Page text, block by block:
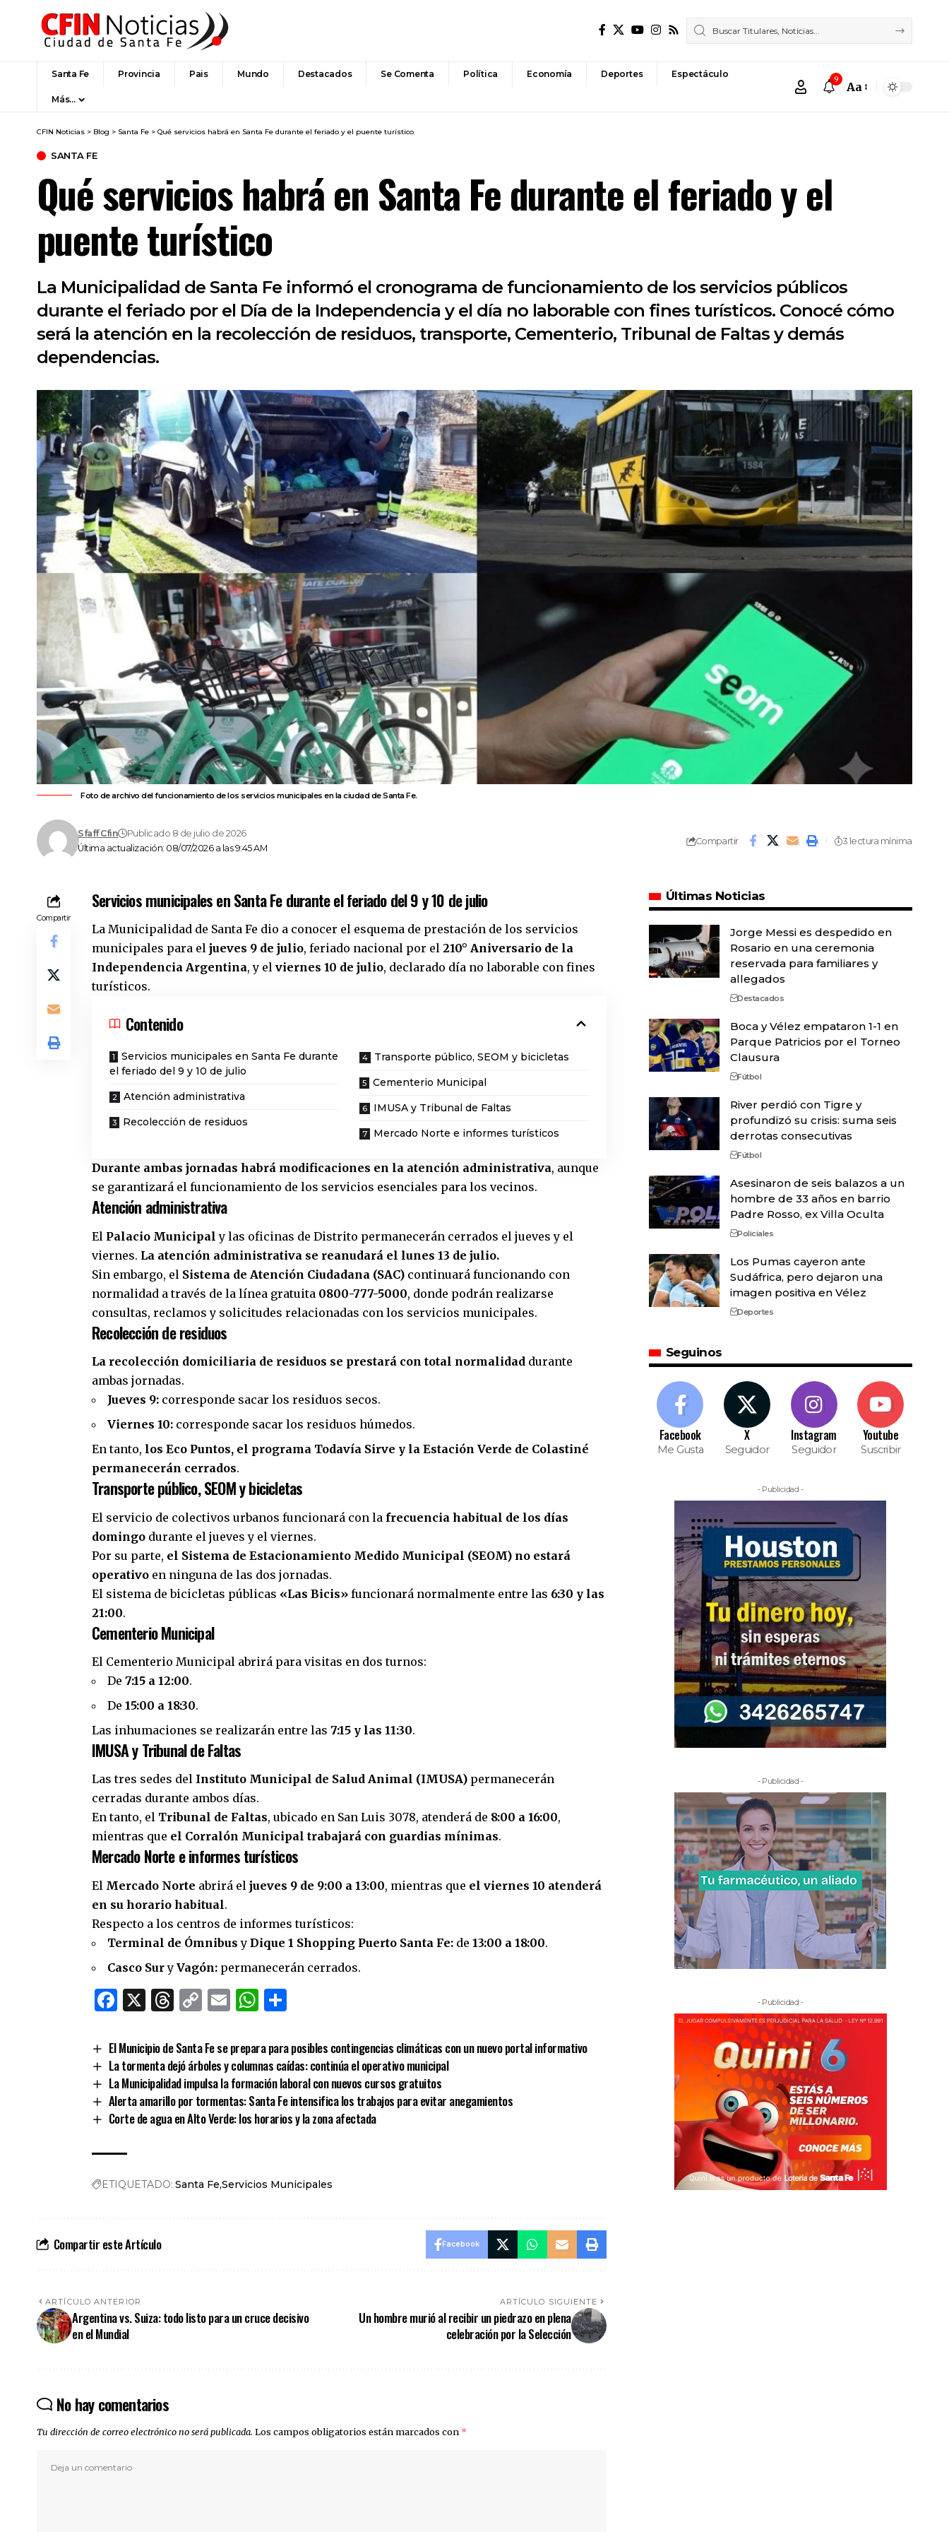
Santa Fe Provincia Pais Mundo Destacados Se Comenta Política Economía Deportes Espectáculo
Más…
9
Font
Aa
CFIN Noticias > Blog > Santa Fe > Qué servicios habrá en Santa Fe durante el feriado y el puente turístico
SANTA FE
Qué servicios habrá en Santa Fe durante el feriado y el
puente turístico
La Municipalidad de Santa Fe informó el cronograma de funcionamiento de los servicios públicos
durante el feriado por el Día de la Independencia y el día no laborable con fines turísticos. Conocé cómo
será la atención en la recolección de residuos, transporte, Cementerio, Tribunal de Faltas y demás
dependencias.
Foto de archivo del funcionamiento de los servicios municipales en la ciudad de Santa Fe.
Última actualización: 08/07/2026 a las 9:45 AM
Sfaff Cfin Publicado 8 de julio de 2026
Compartir 3 lectura mínima
Compartir
Servicios municipales en Santa Fe durante el feriado del 9 y 10 de julio
La Municipalidad de Santa Fe dio a conocer el esquema de prestación de los servicios
municipales para el jueves 9 de julio, feriado nacional por el 210° Aniversario de la
Independencia Argentina, y el viernes 10 de julio, declarado día no laborable con fines
turísticos.
Contenido
Servicios municipales en Santa Fe durante
el feriado del 9 y 10 de julio
Atención administrativa
Recolección de residuos
Transporte público, SEOM y bicicletas
Cementerio Municipal
IMUSA y Tribunal de Faltas
Mercado Norte e informes turísticos
Durante ambas jornadas habrá modificaciones en la atención administrativa, aunque
se garantizará el funcionamiento de los servicios esenciales para los vecinos.
Atención administrativa
El Palacio Municipal y las oficinas de Distrito permanecerán cerrados el jueves y el
viernes. La atención administrativa se reanudará el lunes 13 de julio.
Sin embargo, el Sistema de Atención Ciudadana (SAC) continuará funcionando con
normalidad a través de la línea gratuita 0800-777-5000, donde podrán realizarse
consultas, reclamos y solicitudes relacionadas con los servicios municipales.
Recolección de residuos
La recolección domiciliaria de residuos se prestará con total normalidad durante
ambas jornadas.
Jueves 9: corresponde sacar los residuos secos.
Viernes 10: corresponde sacar los residuos húmedos.
En tanto, los Eco Puntos, el programa Todavía Sirve y la Estación Verde de Colastiné
permanecerán cerrados.
Transporte público, SEOM y bicicletas
El servicio de colectivos urbanos funcionará con la frecuencia habitual de los días
domingo durante el jueves y el viernes.
Por su parte, el Sistema de Estacionamiento Medido Municipal (SEOM) no estará
operativo en ninguna de las dos jornadas.
El sistema de bicicletas públicas «Las Bicis» funcionará normalmente entre las 6:30 y las
21:00.
Cementerio Municipal
El Cementerio Municipal abrirá para visitas en dos turnos:
De 7:15 a 12:00.
De 15:00 a 18:30.
Las inhumaciones se realizarán entre las 7:15 y las 11:30.
IMUSA y Tribunal de Faltas
Las tres sedes del Instituto Municipal de Salud Animal (IMUSA) permanecerán
cerradas durante ambos días.
En tanto, el Tribunal de Faltas, ubicado en San Luis 3078, atenderá de 8:00 a 16:00,
mientras que el Corralón Municipal trabajará con guardias mínimas.
Mercado Norte e informes turísticos
El Mercado Norte abrirá el jueves 9 de 9:00 a 13:00, mientras que el viernes 10 atenderá
en su horario habitual.
Respecto a los centros de informes turísticos:
Terminal de Ómnibus y Dique 1 Shopping Puerto Santa Fe: de 13:00 a 18:00.
Casco Sury Vagón: permanecerán cerrados.
Facebook
X Threads
CopyEmailWhatsApp
El Municipio de Santa Fe se prepara para posibles contingencias climáticas con un nuevo portal informativo
La tormenta dejó árboles y columnas caídas: continúa el operativo municipal
La Municipalidad impulsa la formación laboral con nuevos cursos gratuitos
Alerta amarillo por tormentas: Santa Fe intensifica los trabajos para evitar anegamientos
Corte de agua en Alto Verde: los horarios y la zona afectada
ETIQUETADO: Santa Fe Servicios Municipales
Compartir este Artículo Facebook
ARTÍCULO ANTERIOR
Argentina vs. Suiza: todo listo para un cruce decisivo
en el Mundial
ARTÍCULO SIGUIENTE
Un hombre murió al recibir un piedrazo en plena
celebración por la Selección
No hay comentarios
Tu dirección de correo electrónico no será publicada. Los campos obligatorios están marcados con *
Últimas Noticias
Jorge Messi es despedido en
Rosario en una ceremonia
reservada para familiares y
allegados
Destacados
Boca y Vélez empataron 1-1 en
Parque Patricios por el Torneo
Clausura
Fútbol
River perdió con Tigre y
profundizó su crisis: suma seis
derrotas consecutivas
Fútbol
Asesinaron de seis balazos a un
hombre de 33 años en barrio
Padre Rosso, ex Villa Oculta
Policiales
Los Pumas cayeron ante
Sudáfrica, pero dejaron una
imagen positiva en Vélez
Deportes
Seguinos
Facebook
Me Gusta
X
Seguidor
Instagram
Seguidor
Youtube
Suscribir
- Publicidad -
- Publicidad -
- Publicidad -